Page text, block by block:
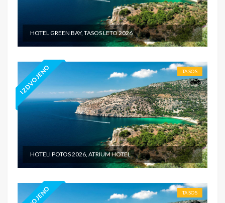
HOTEL GREEN BAY, TASOS LETO 2026
IZDVOJENO TASOS
HOTELI POTOS 2026, ATRIUM HOTEL
TASOS